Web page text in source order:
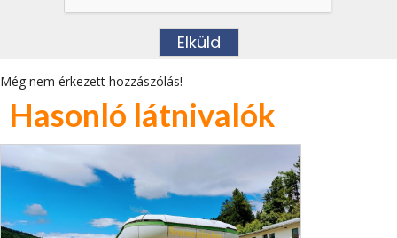
Még nem érkezett hozzászólás!
Hasonló látnivalók